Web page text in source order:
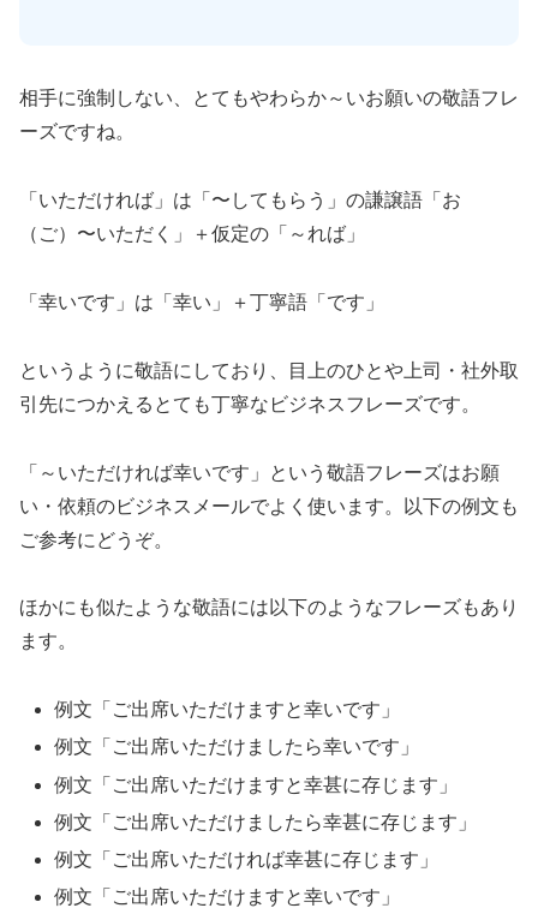
相手に強制しない、とてもやわらか～いお願いの敬語フレ
ーズですね。
「いただければ」は「〜してもらう」の謙譲語「お
（ご）〜いただく」＋仮定の「～れば」
「幸いです」は「幸い」＋丁寧語「です」
というように敬語にしており、目上のひとや上司・社外取
引先につかえるとても丁寧なビジネスフレーズです。
「～いただければ幸いです」という敬語フレーズはお願
い・依頼のビジネスメールでよく使います。以下の例文も
ご参考にどうぞ。
ほかにも似たような敬語には以下のようなフレーズもあり
ます。
例文「ご出席いただけますと幸いです」
例文「ご出席いただけましたら幸いです」
例文「ご出席いただけますと幸甚に存じます」
例文「ご出席いただけましたら幸甚に存じます」
例文「ご出席いただければ幸甚に存じます」
例文「ご出席いただけますと幸いです」